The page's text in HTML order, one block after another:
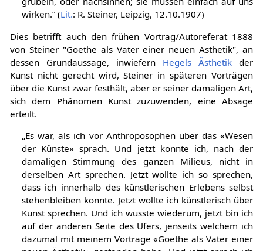
wirken.” (Lit.: R. Steiner, Leipzig, 12.10.1907)
Dies betrifft auch den frühen Vortrag/Autoreferat 1888
von Steiner "Goethe als Vater einer neuen Ästhetik", an
dessen Grundaussage, inwiefern Hegels Ästhetik der
Kunst nicht gerecht wird, Steiner in späteren Vorträgen
über die Kunst zwar festhält, aber er seiner damaligen Art,
sich dem Phänomen Kunst zuzuwenden, eine Absage
erteilt.
„Es war, als ich vor Anthroposophen über das «Wesen
der Künste» sprach. Und jetzt konnte ich, nach der
damaligen Stimmung des ganzen Milieus, nicht in
derselben Art sprechen. Jetzt wollte ich so sprechen,
dass ich innerhalb des künstlerischen Erlebens selbst
stehenbleiben konnte. Jetzt wollte ich künstlerisch über
Kunst sprechen. Und ich wusste wiederum, jetzt bin ich
auf der anderen Seite des Ufers, jenseits welchem ich
dazumal mit meinem Vortrage «Goethe als Vater einer